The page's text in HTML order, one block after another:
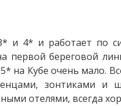
и 4* и работает по
первой береговой
на Кубе очень мало.
зонтиками и
отелями, всегда